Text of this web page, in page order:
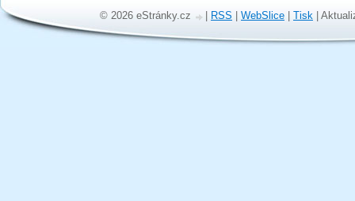
© 2026 eStránky.cz RSS WebSlice Tisk